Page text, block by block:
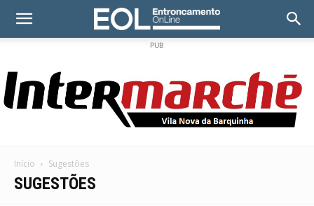
PUB
Início Sugestões
SUGESTÕES